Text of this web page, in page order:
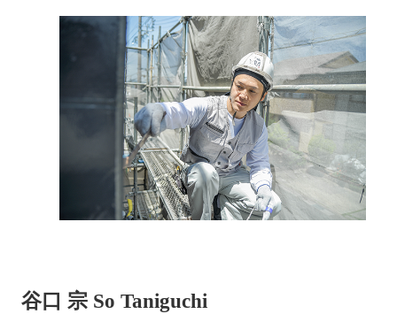
谷口 宗 So Taniguchi